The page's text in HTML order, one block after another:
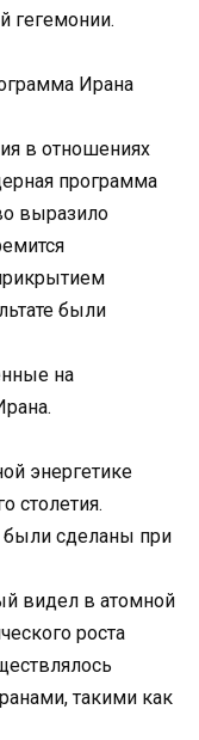
гегемонии.
Ирана
в отношениях
программа
выразило
были
на
энергетике
столетия.
сделаны при
видел в атомной
роста
такими как